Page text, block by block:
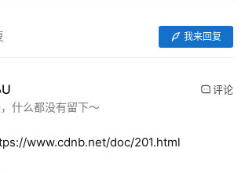
我来回复
什么都没有留下～
评论
www.cdnb.net/doc/201.html